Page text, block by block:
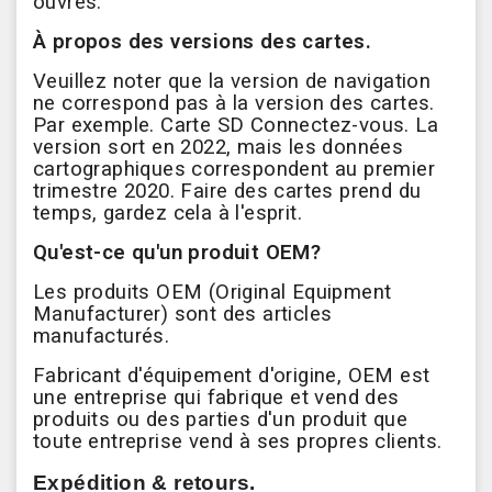
À propos des versions des cartes.
Veuillez noter que la version de navigation
ne correspond pas à la version des cartes.
Par exemple. Carte SD Connectez-vous. La
version sort en 2022, mais les données
cartographiques correspondent au premier
trimestre 2020. Faire des cartes prend du
temps, gardez cela à l'esprit.
Qu'est-ce qu'un produit OEM?
Les produits OEM (Original Equipment
Manufacturer) sont des articles
manufacturés.
Fabricant d'équipement d'origine, OEM est
une entreprise qui fabrique et vend des
produits ou des parties d'un produit que
toute entreprise vend à ses propres clients.
Expédition & retours.